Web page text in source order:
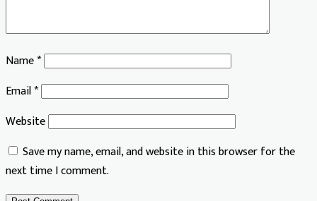
Name*
Email*
Website
Save my name, email, and website in this browser for the
next time I comment.